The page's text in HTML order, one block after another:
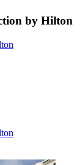
by Hilton